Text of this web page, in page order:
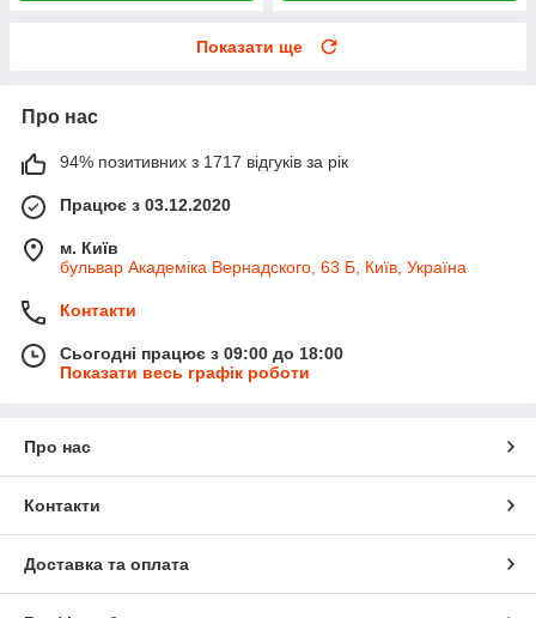
Показати ще
Про нас
94% позитивних з 1717 відгуків за рік
Працює з 03.12.2020
м. Київ
бульвар Академіка Вернадского, 63 Б, Київ, Україна
Контакти
Сьогодні працює з 09:00 до 18:00
Показати весь графік роботи
Про нас
Контакти
Доставка та оплата